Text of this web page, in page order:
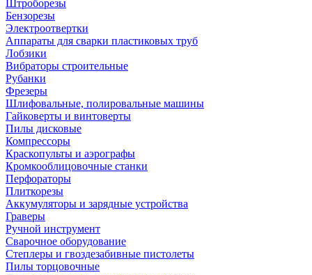
Штроборезы
Бензорезы
Электроотвертки
Аппараты для сварки пластиковых труб
Лобзики
Вибраторы строительные
Рубанки
Фрезеры
Шлифовальные, полировальные машины
Гайковерты и винтоверты
Пилы дисковые
Компрессоры
Краскопульты и аэрографы
Кромкооблицовочные станки
Перфораторы
Плиткорезы
Аккумуляторы и зарядные устройства
Граверы
Ручной инструмент
Сварочное оборудование
Степлеры и гвоздезабивные пистолеты
Пилы торцовочные